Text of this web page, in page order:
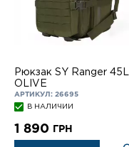
Рюкзак SY Ranger 45L
OLIVE
АРТИКУЛ: 26695
В НАЛИЧИИ
1 890 ГРН